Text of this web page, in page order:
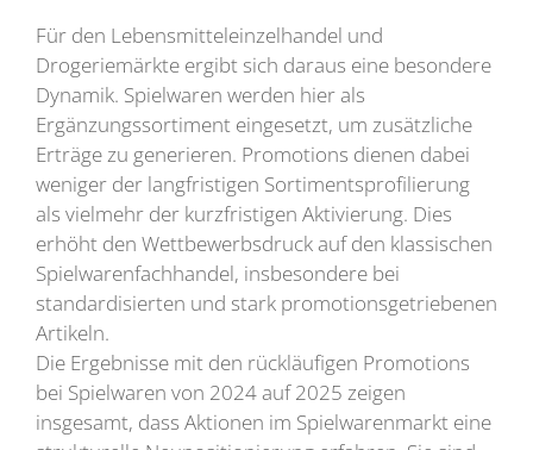
Für den Lebensmitteleinzelhandel und
Drogeriemärkte ergibt sich daraus eine besondere
Dynamik. Spielwaren werden hier als
Ergänzungssortiment eingesetzt, um zusätzliche
Erträge zu generieren. Promotions dienen dabei
weniger der langfristigen Sortimentsprofilierung
als vielmehr der kurzfristigen Aktivierung. Dies
erhöht den Wettbewerbsdruck auf den klassischen
Spielwarenfachhandel, insbesondere bei
standardisierten und stark promotionsgetriebenen
Artikeln.
Die Ergebnisse mit den rückläufigen Promotions
bei Spielwaren von 2024 auf 2025 zeigen
insgesamt, dass Aktionen im Spielwarenmarkt eine